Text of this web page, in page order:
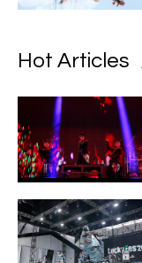
Hot Articles